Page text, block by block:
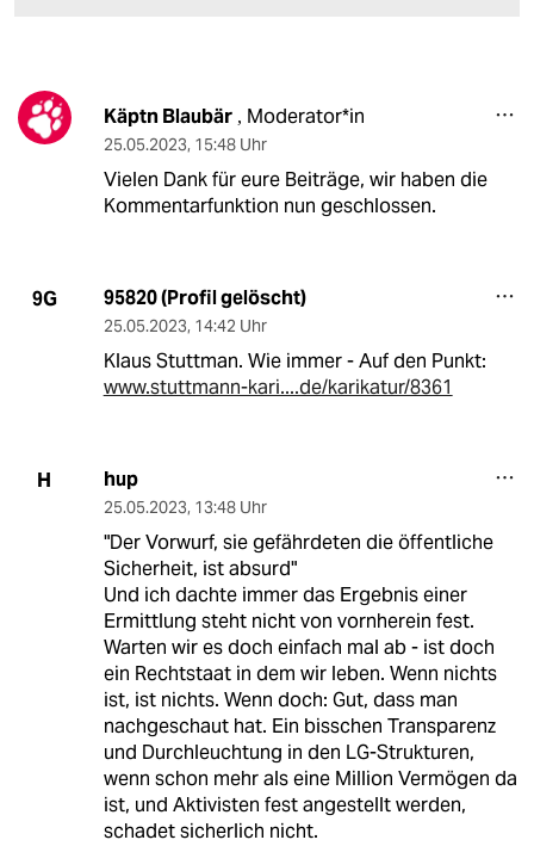
Käptn Blaubär, Moderator*in
25.05.2023, 15:48 Uhr
Vielen Dank für eure Beiträge, wir haben die
Kommentarfunktion nun geschlossen.
9G 95820 (Profil gelöscht)
25.05.2023, 14:42 Uhr
Klaus Stuttman. Wie immer - Auf den Punkt:
www.stuttmann-kari....de/karikatur/8361
H hup
25.05.2023, 13:48 Uhr
"Der Vorwurf, sie gefährdeten die öffentliche
Sicherheit, ist absurd"
Und ich dachte immer das Ergebnis einer
Ermittlung steht nicht von vornherein fest.
Warten wir es doch einfach mal ab - ist doch
ein Rechtstaat in dem wir leben. Wenn nichts
ist, ist nichts. Wenn doch: Gut, dass man
nachgeschaut hat. Ein bisschen Transparenz
und Durchleuchtung in den LG-Strukturen,
wenn schon mehr als eine Million Vermögen da
ist, und Aktivisten fest angestellt werden,
schadet sicherlich nicht.